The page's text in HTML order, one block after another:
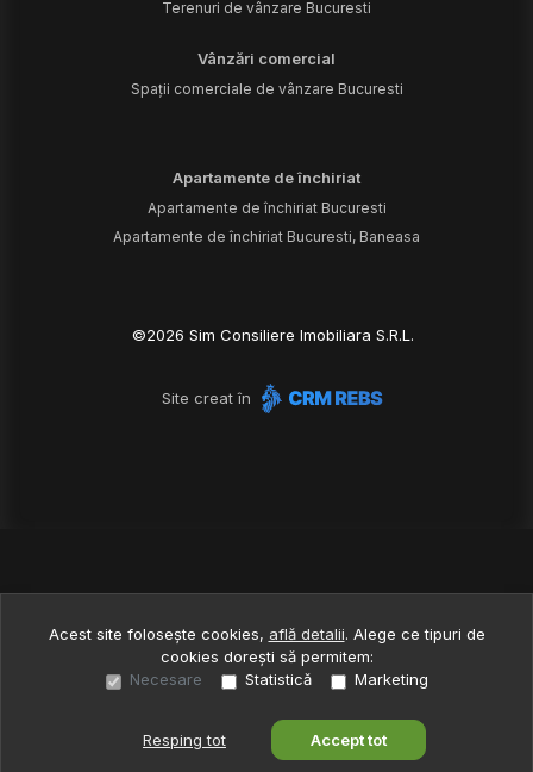
Terenuri de vânzare Bucuresti
Vânzări comercial
Spații comerciale de vânzare Bucuresti
Apartamente de închiriat
Apartamente de închiriat Bucuresti
Apartamente de închiriat Bucuresti, Baneasa
©2026 Sim Consiliere Imobiliara S.R.L.
Site creat în
Acest site folosește cookies, află detalii. Alege ce tipuri de
cookies dorești să permitem:
Necesare
Statistică Marketing
Resping tot Accept tot